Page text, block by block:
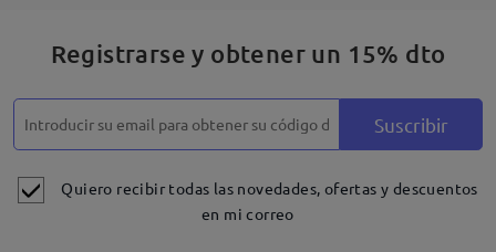
Detalles
Registrarse y obtener un 15% dto
Suscribir
Quiero recibir todas las novedades, ofertas y descuentos
en mi correo